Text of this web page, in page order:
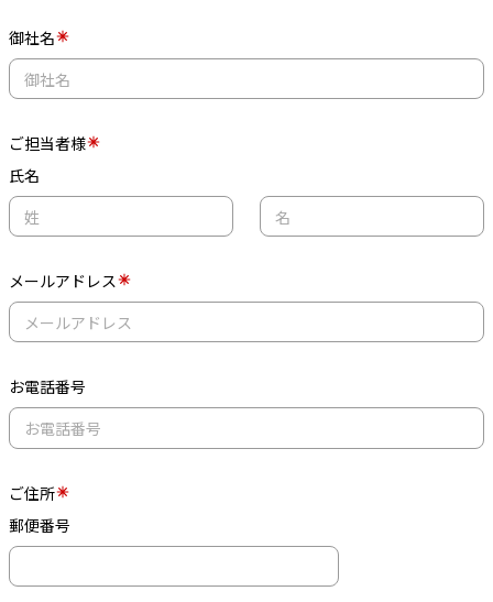
御社名
ご担当者様
氏名
メールアドレス
お電話番号
ご住所
郵便番号